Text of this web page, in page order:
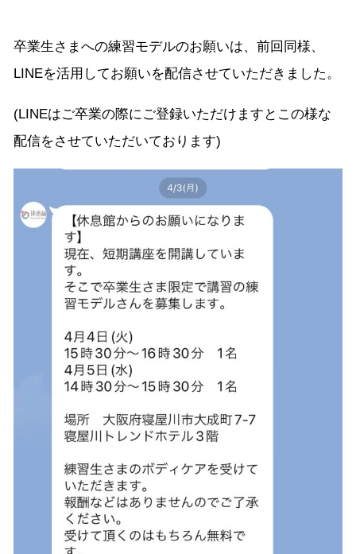
卒業生さまへの練習モデルのお願いは、前回同様、
LINEを活用してお願いを配信させていただきました。
(LINEはご卒業の際にご登録いただけますとこの様な
配信をさせていただいております)